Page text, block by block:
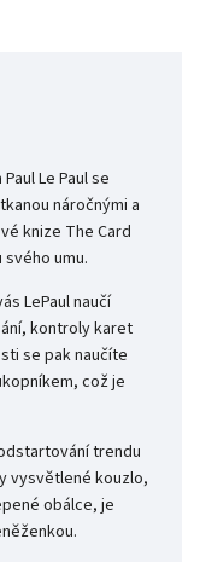
Le Paul se
náročnými a
knize The Card
umu.
LePaul naučí
kontroly karet
se pak naučíte
což je
trendu
vysvětlené kouzlo,
obálce, je